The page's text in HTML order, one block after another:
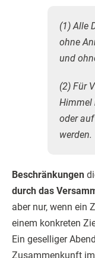
(1) Alle
ohne
und
(2) Für
Himmel
oder
werden.
Beschränkungen
durch das
aber nur, wenn ein
einem konkreten
Ein geselliger
Zusammenkunft